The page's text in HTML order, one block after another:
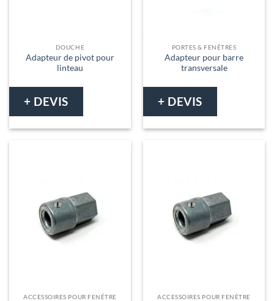
DOUCHE
Adapteur de pivot pour
linteau
+ DEVIS
PORTES & FENÊTRES
Adapteur pour barre
transversale
+ DEVIS
ACCESSOIRES POUR FENÊTRE ACCESSOIRES POUR FENÊTRE